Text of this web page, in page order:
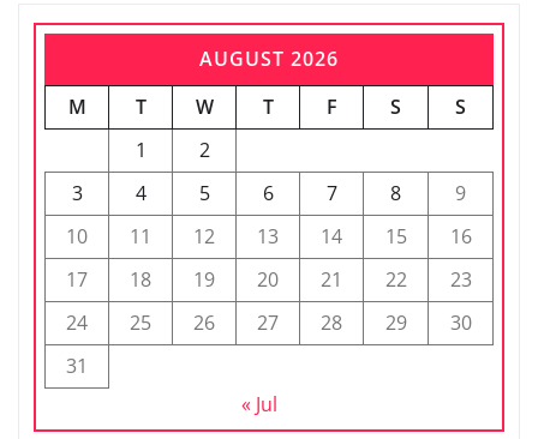
AUGUST 2026
M
T W T F S
S
1
2
3
4 5 6 7 8
9
10
11 12 13 14 15
16
17
18 19 20 21 22
23
24
25 26 27 28 29
30
31
« Jul